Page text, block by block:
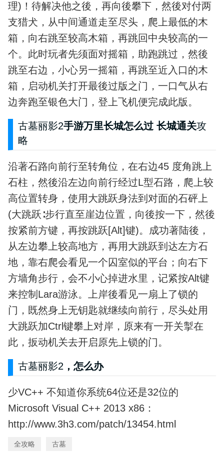
理)！待解决他之後，再向後攀下，然後对付两
支猎犬，从中间通道走至尽头，爬上最低的木
箱，向右跳至较高木箱，再跳回中央较高的一
个。此时玩者先须面对摇箱，助跑跳过，然後
跳至右边，小心另一摇箱，再跳至近入口的木
箱，启动机关打开最後过版之门，一口气从右
边奔跑至银色大门，登上飞机便完成此版。
古墓丽影2手游万里长城怎么过 长城通关攻
略
沿著石路向前行至转角位，在右边45 度角跳上
石柱，然後沿左边向前行经过L型石路，爬上较
高位置转身，使用大跳跃身法到对面的石砰上
(大跳跃∶步行直至崖边位置，向後按一下，然後
按紧前方键，再按跳跃[Alt]键)。成功著陆後，
从左边攀上较高地方，再用大跳跃到达左方石
地，靠右爬会看见一个囚室似的平台；向右下
方墙角步行，会不小心掉进水里，记紧按Alt键
来控制Lara游泳。上岸後看见一扇上了锁的
门，既然身上无钥匙就继续向前行，尽头处用
大跳跃加Ctrl键攀上对岸，原来有一开关掣在
此，扳动机关去开启原先上锁的门。
古墓丽影2 ，怎么办
少VC++ 不知道你系统64位还是32位的
Microsoft Visual C++ 2013 x86：
http://www.3h3.com/patch/13454.html
全攻略 古墓